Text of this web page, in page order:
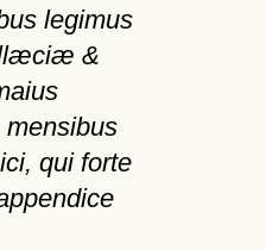
legimus
&
qui forte